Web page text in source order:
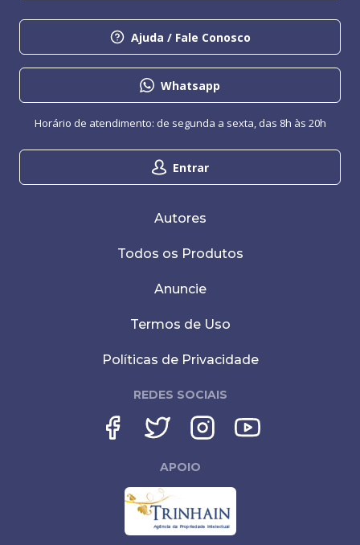
Ajuda / Fale Conosco
Whatsapp
Entrar
Horário de atendimento: de segunda a sexta, das 8h às 20h
Autores
Todos os Produtos
Anuncie
Termos de Uso
Políticas de Privacidade
REDES SOCIAIS
APOIO